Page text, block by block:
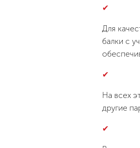
Для
балки с
На всех
другие